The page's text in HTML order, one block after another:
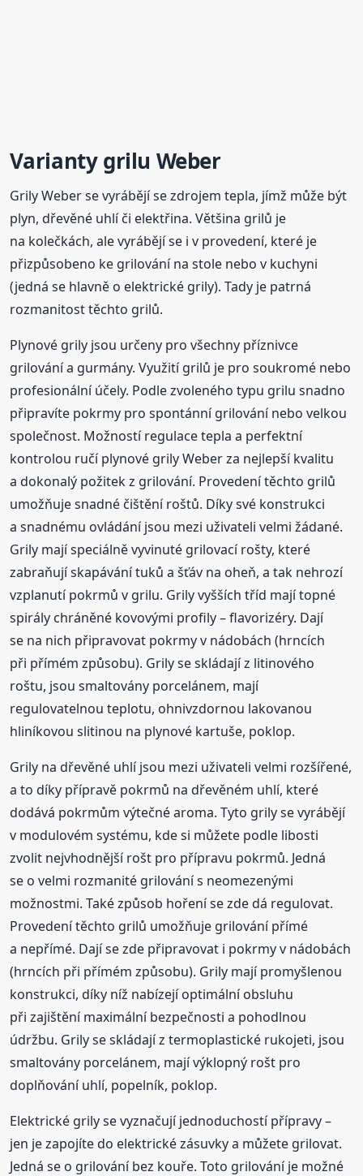
Varianty grilu Weber
Grily Weber se vyrábějí se zdrojem tepla, jímž může být
plyn, dřevěné uhlí či elektřina. Většina grilů je
na kolečkách, ale vyrábějí se i v provedení, které je
přizpůsobeno ke grilování na stole nebo v kuchyni
(jedná se hlavně o elektrické grily). Tady je patrná
rozmanitost těchto grilů.
Plynové grily jsou určeny pro všechny příznivce
grilování a gurmány. Využití grilů je pro soukromé nebo
profesionální účely. Podle zvoleného typu grilu snadno
připravíte pokrmy pro spontánní grilování nebo velkou
společnost. Možností regulace tepla a perfektní
kontrolou ručí plynové grily Weber za nejlepší kvalitu
a dokonalý požitek z grilování. Provedení těchto grilů
umožňuje snadné čištění roštů. Díky své konstrukci
a snadnému ovládání jsou mezi uživateli velmi žádané.
Grily mají speciálně vyvinuté grilovací rošty, které
zabraňují skapávání tuků a šťáv na oheň, a tak nehrozí
vzplanutí pokrmů v grilu. Grily vyšších tříd mají topné
spirály chráněné kovovými profily – flavorizéry. Dají
se na nich připravovat pokrmy v nádobách (hrncích
při přímém způsobu). Grily se skládají z litinového
roštu, jsou smaltovány porcelánem, mají
regulovatelnou teplotu, ohnivzdornou lakovanou
hliníkovou slitinou na plynové kartuše, poklop.
Grily na dřevěné uhlí jsou mezi uživateli velmi rozšířené,
a to díky přípravě pokrmů na dřevěném uhlí, které
dodává pokrmům výtečné aroma. Tyto grily se vyrábějí
v modulovém systému, kde si můžete podle libosti
zvolit nejvhodnější rošt pro přípravu pokrmů. Jedná
se o velmi rozmanité grilování s neomezenými
možnostmi. Také způsob hoření se zde dá regulovat.
Provedení těchto grilů umožňuje grilování přímé
a nepřímé. Dají se zde připravovat i pokrmy v nádobách
(hrncích při přímém způsobu). Grily mají promyšlenou
konstrukci, díky níž nabízejí optimální obsluhu
při zajištění maximální bezpečnosti a pohodlnou
údržbu. Grily se skládají z termoplastické rukojeti, jsou
smaltovány porcelánem, mají výklopný rošt pro
doplňování uhlí, popelník, poklop.
Elektrické grily se vyznačují jednoduchostí přípravy –
jen je zapojíte do elektrické zásuvky a můžete grilovat.
Jedná se o grilování bez kouře. Toto grilování je možné